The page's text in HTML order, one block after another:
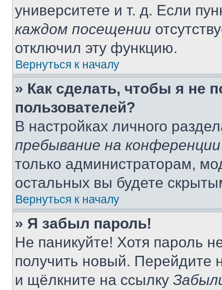
университете и т. д. Если
каждом посещении
отключил эту функцию.
Вернуться к началу
» Как сделать, чтобы я не
пользователей?
В настройках личного
пребывание на конференции
только администраторам,
остальных вы будете
Вернуться к началу
» Я забыл пароль!
Не паникуйте! Хотя пароль
получить новый. Перейдите
и щёлкните на ссылку